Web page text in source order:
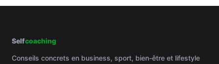
Selfcoaching
Conseils concrets en business, sport, bien-être et lifestyle